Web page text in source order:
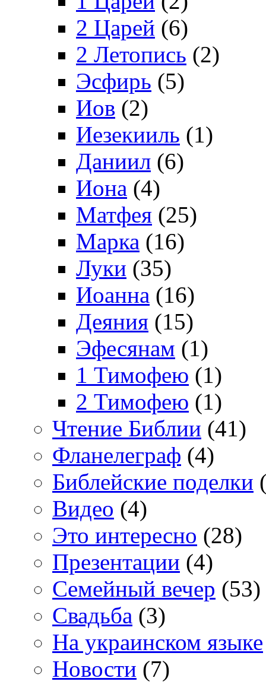
2 Царей (6)
2 Летопись (2)
Эсфирь (5)
Иов (2)
Иезекииль (1)
Даниил (6)
Иона (4)
Матфея (25)
Марка (16)
Луки (35)
Иоанна (16)
Деяния (15)
Эфесянам (1)
1 Тимофею (1)
2 Тимофею (1)
Чтение Библии (41)
Фланелеграф (4)
Библейские поделки
Видео (4)
Это интересно (28)
Презентации (4)
Семейный вечер (53)
Свадьба (3)
На украинском языке
Новости (7)